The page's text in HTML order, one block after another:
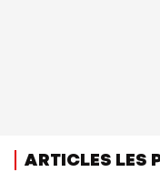
ARTICLES LES